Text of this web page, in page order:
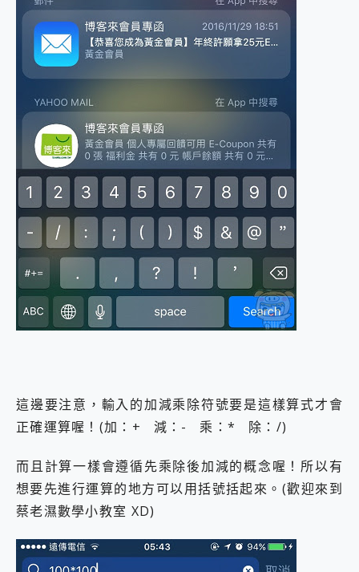
這邊要注意，輸入的加減乘除符號要是這樣算式才會
正確運算喔！(加：+ 減：- 乘：* 除：/)
而且計算一樣會遵循先乘除後加減的概念喔！所以有
想要先進行運算的地方可以用括號括起來。(歡迎來到
蔡老濕數學小教室 XD)